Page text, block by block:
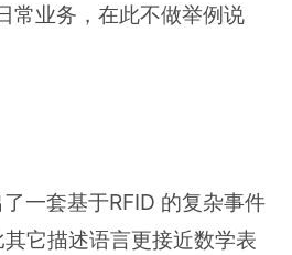
常业务，在此不做举例说
套基于RFID 的复杂事件
它描述语言更接近数学表